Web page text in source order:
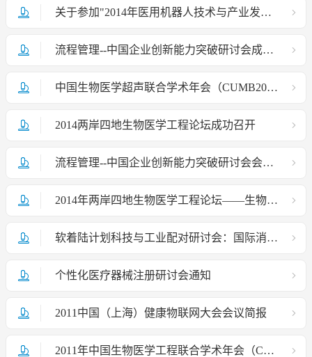
关于参加"2014年医用机器人技术与产业发展研讨会"的通知
流程管理--中国企业创新能力突破研讨会成功召开
中国生物医学超声联合学术年会（CUMB2014）
2014两岸四地生物医学工程论坛成功召开
流程管理--中国企业创新能力突破研讨会会议通知
2014年两岸四地生物医学工程论坛——生物医学工程教育、科技与产业发展二轮通知
软着陆计划科技与工业配对研讨会：国际消费电子产品创新发明
个性化医疗器械注册研讨会通知
2011中国（上海）健康物联网大会会议简报
2011年中国生物医学工程联合学术年会（CBME'2011）成功召开